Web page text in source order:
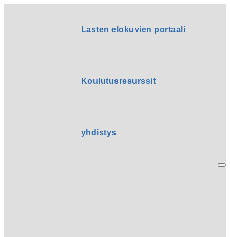
Lasten elokuvien portaali
Koulutusresurssit
yhdistys